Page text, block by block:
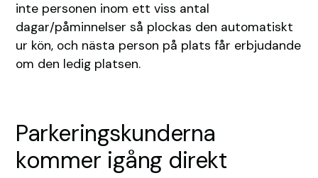
inte personen inom ett viss antal
dagar/påminnelser så plockas den automatiskt
ur kön, och nästa person på plats får erbjudande
om den ledig platsen.
Parkeringskunderna
kommer igång direkt